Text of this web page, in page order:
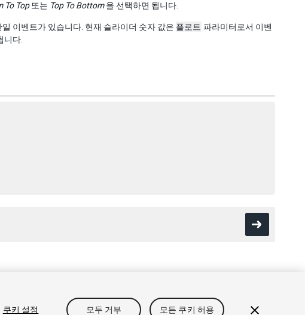
To Top또는 Top To Bottom을 선택하면 됩니다.
이벤트가 있습니다. 현재 슬라이더 숫자 값은 플로트 파라미터로서 이벤
니다.
법률정보 개인정보처리방침 쿠키 내 개인정보 판매 금지
쿠키 설정 모두 거부 모든 쿠키 허용